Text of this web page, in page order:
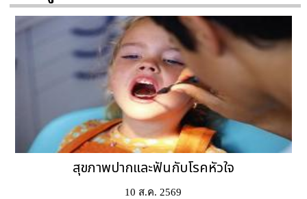
สุขภาพปากและฟันกับโรคหัวใจ
10 ส.ค. 2569